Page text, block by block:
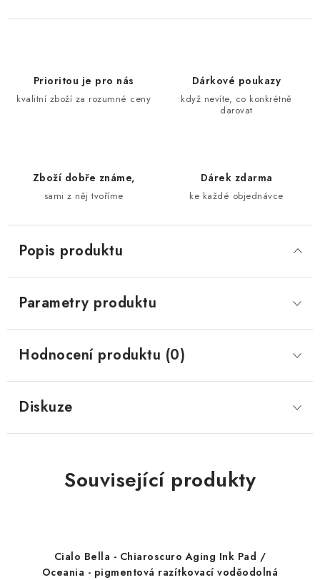
Prioritou je pro nás
kvalitní zboží za rozumné ceny
Dárkové poukazy
když nevíte, co konkrétně
darovat
Zboží dobře známe,
sami z něj tvoříme
Dárek zdarma
ke každé objednávce
Popis produktu
Parametry produktu
Hodnocení produktu (0)
Diskuze
Související produkty
Cialo Bella - Chiaroscuro Aging Ink Pad /
Oceania - pigmentová razítkovací voděodolná